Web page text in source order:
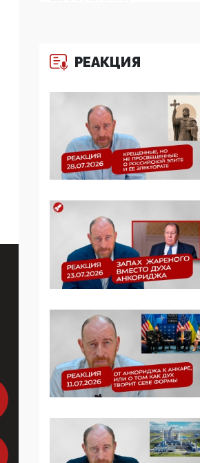
увидела
деятельность ИИТО
ЮНЕСКО в России, но
цифроглобалисты
продолжают
определять повестку в
образовании
09:43, 01 Июня 2026
5G за счет здоровья
граждан: Минцифры
намерено отобрать у
регионов и
муниципалитетов право
защищать жилые дома
и социальные объекты
от ЭМИ
05:58, 26 Мая 2026
Роскомнадзор
освободили от борца с
опасным контентом
07:39, 25 Мая 2026
РЕАКЦИЯ